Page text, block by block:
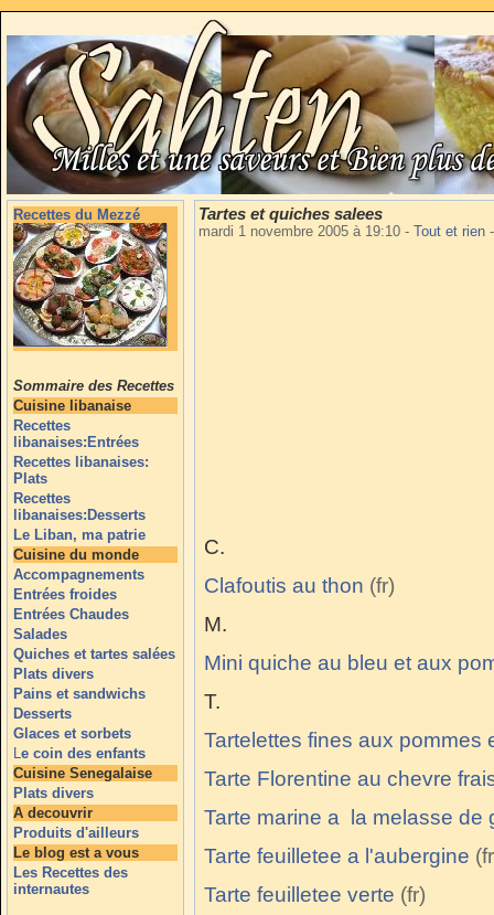
Recettes du Mezzé
Sommaire des Recettes
Cuisine libanaise
Recettes
libanaises:Entrées
Recettes libanaises:
Plats
Recettes
libanaises:Desserts
Le Liban, ma patrie
Cuisine du monde
Accompagnements
Entrées froides
Entrées Chaudes
Salades
Quiches et tartes salées
Plats divers
Pains et sandwichs
Desserts
Glaces et sorbets
Le coin des enfants
Cuisine Senegalaise
Plats divers
A decouvrir
Produits d'ailleurs
Le blog est a vous
Les Recettes des
internautes
Tartes et quiches salees
mardi 1 novembre 2005 à 19:10 - Tout et rien -
C.
Clafoutis au thon
M.
Mini quiche au bleu et aux
T.
Tartelettes fines aux pommes
Tarte Florentine au chevre
Tarte marine a la melasse de
Tarte feuilletee a l'aubergine
Tarte feuilletee verte